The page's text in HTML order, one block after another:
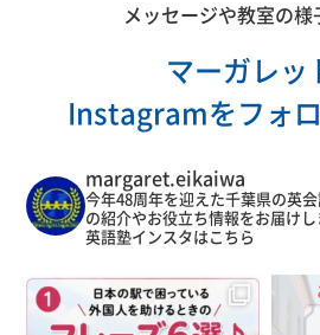
メッセージや教室の
マーガレッ
Instagramをフォ
margaret.eikaiwa
今年48周年を迎えた千葉県の英
の紹介やお役立ち情報をお届けし
英語塾インスタはこちら